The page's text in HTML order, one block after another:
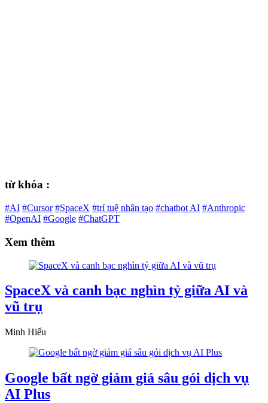
từ khóa :
#AI #Cursor #SpaceX #trí tuệ nhân tạo #chatbot AI #Anthropic
#OpenAI #Google #ChatGPT
Xem thêm
SpaceX và canh bạc nghìn tỷ giữa AI và
vũ trụ
Minh Hiếu
Google bất ngờ giảm giá sâu gói dịch vụ
AI Plus